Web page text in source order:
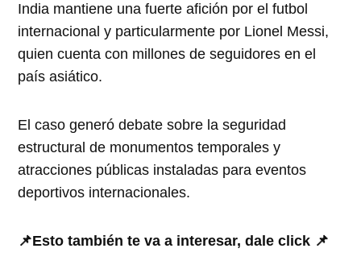
India mantiene una fuerte afición por el futbol
internacional y particularmente por Lionel Messi,
quien cuenta con millones de seguidores en el
país asiático.
El caso generó debate sobre la seguridad
estructural de monumentos temporales y
atracciones públicas instaladas para eventos
deportivos internacionales.
📌Esto también te va a interesar, dale click 📌